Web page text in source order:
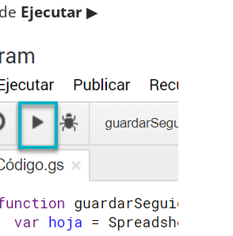
Ejecutar▶